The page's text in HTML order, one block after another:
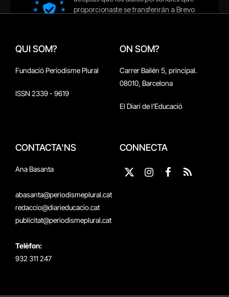
QUI SOM?
Fundació Periodisme Plural
ISSN 2339 - 9619
ON SOM?
Carrer Bailén 5, principal.
08010, Barcelona
El Diari de l'Educació
CONTACTA'NS
Ana Basanta
abasanta@periodismeplural.cat
redaccio@diarieducacio.cat
publicitat@periodismeplural.cat
Telèfon:
932 311 247
CONNECTA
X
Instagram
Facebook
RSS